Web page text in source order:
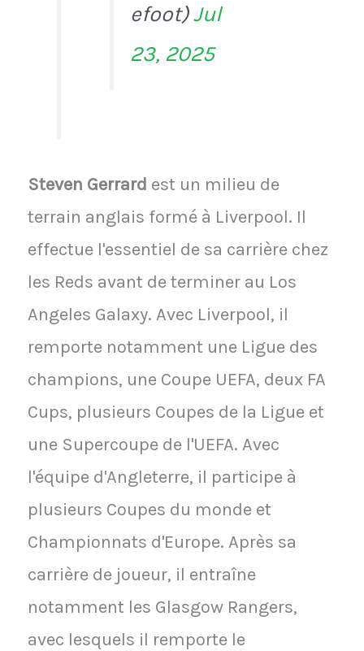
efoot)Jul
23, 2025
Steven Gerrard est un milieu de
terrain anglais formé à Liverpool. Il
effectue l'essentiel de sa carrière chez
les Reds avant de terminer au Los
Angeles Galaxy. Avec Liverpool, il
remporte notamment une Ligue des
champions, une Coupe UEFA, deux FA
Cups, plusieurs Coupes de la Ligue et
une Supercoupe de l'UEFA. Avec
l'équipe d'Angleterre, il participe à
plusieurs Coupes du monde et
Championnats d'Europe. Après sa
carrière de joueur, il entraîne
notamment les Glasgow Rangers,
avec lesquels il remporte le